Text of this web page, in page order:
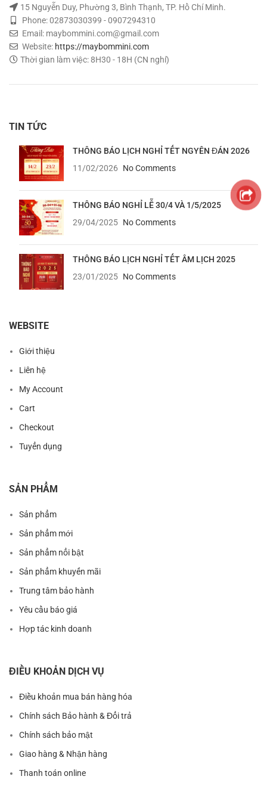
15 Nguyễn Duy, Phường 3, Bình Thạnh, TP. Hồ Chí Minh.
Phone: 02873030399 - 0907294310
Email: maybommini.com@gmail.com
Website: https://maybommini.com
Thời gian làm việc: 8H30 - 18H (CN nghỉ)
TIN TỨC
THÔNG BÁO LỊCH NGHỈ TẾT NGYÊN ĐÁN 2026
11/02/2026
No Comments
THÔNG BÁO NGHỈ LỄ 30/4 VÀ 1/5/2025
29/04/2025 No Comments
THÔNG BÁO LỊCH NGHỈ TẾT ÂM LỊCH 2025
23/01/2025 No Comments
WEBSITE
Giới thiệu
Liên hệ
My Account
Cart
Checkout
Tuyển dụng
SẢN PHẨM
Sản phẩm
Sản phẩm mới
Sản phẩm nổi bật
Sản phẩm khuyến mãi
Trung tâm bảo hành
Yêu cầu báo giá
Hợp tác kinh doanh
ĐIỀU KHOẢN DỊCH VỤ
Điều khoản mua bán hàng hóa
Chính sách Bảo hành & Đổi trả
Chính sách bảo mật
Giao hàng & Nhận hàng
Thanh toán online